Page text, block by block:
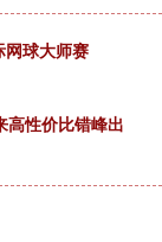
球大师赛
高性价比错峰出